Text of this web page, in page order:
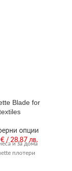
Blade for
опции
€ / 28,87 лв.
и за дома
плотери